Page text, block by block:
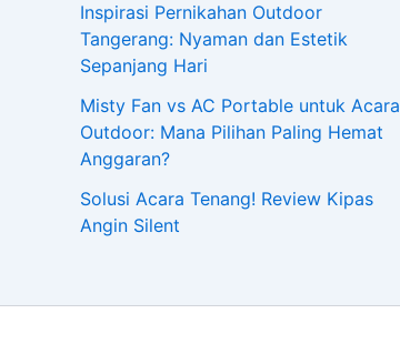
Inspirasi Pernikahan Outdoor
Tangerang: Nyaman dan Estetik
Sepanjang Hari
Misty Fan vs AC Portable untuk Acara
Outdoor: Mana Pilihan Paling Hemat
Anggaran?
Solusi Acara Tenang! Review Kipas
Angin Silent